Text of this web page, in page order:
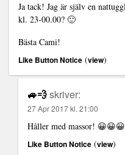
Ja tack! Jag är själv en
kl. 23-00.00? 🙂
Bästa Cami!
Like Button Notice (view)
🚙💨skriver:
27 Apr 2017 kl. 21:00
Håller med massor!
Like Button Notice (view)